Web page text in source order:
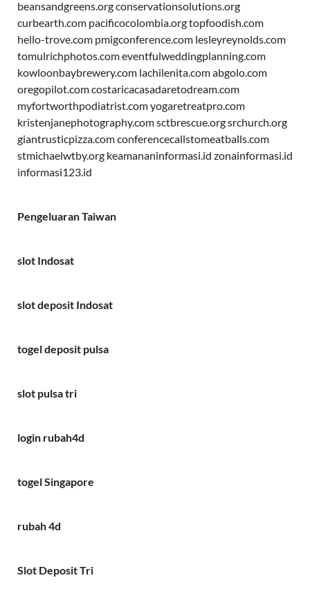
beansandgreens.orgconservationsolutions.org
curbearth.com pacificocolombia.orgtopfoodish.com
hello-trove.com pmigconference.com lesleyreynolds.com
tomulrichphotos.comeventfulweddingplanning.com
kowloonbaybrewery.com lachilenita.comabgolo.com
oregopilot.comcostaricacasadaretodream.com
myfortworthpodiatrist.comyogaretreatpro.com
kristenjanephotography.comsctbrescue.orgsrchurch.org
giantrusticpizza.comconferencecallstomeatballs.com
stmichaelwtby.org keamananinformasi.id zonainformasi.id
informasi123.id
Pengeluaran Taiwan
slot Indosat
slot deposit Indosat
togel deposit pulsa
slot pulsa tri
login rubah4d
togel Singapore
rubah 4d
Slot Deposit Tri